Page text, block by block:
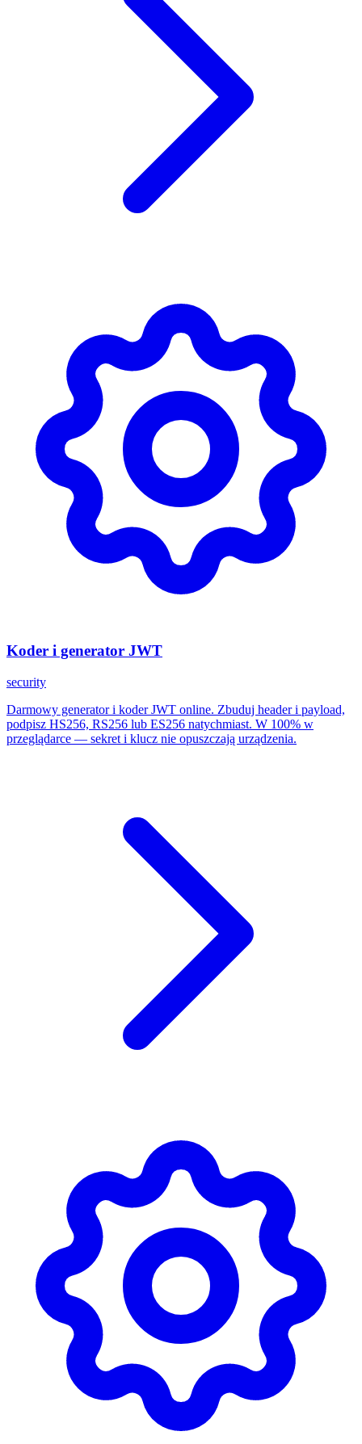
Koder i generator JWT
security
Darmowy generator i koder JWT online. Zbuduj header i payload,
podpisz HS256, RS256 lub ES256 natychmiast. W 100% w
przeglądarce — sekret i klucz nie opuszczają urządzenia.